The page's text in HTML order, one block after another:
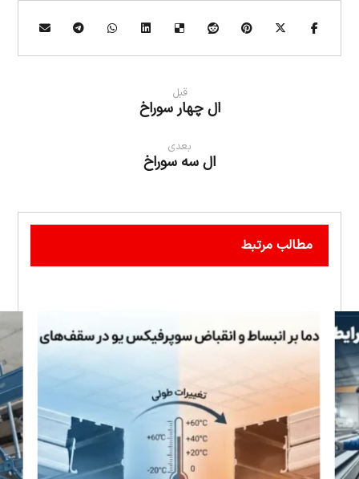
قبل
ال چهار سوراخ
بعدی
ال سه سوراخ
مطالب مرتبط